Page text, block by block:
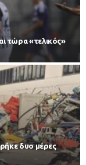
τώρα «τελικός»
δυο μέρες